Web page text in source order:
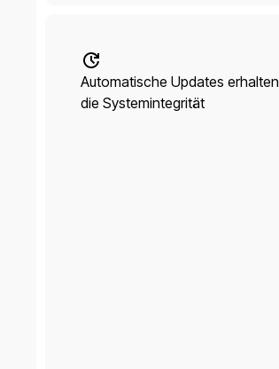
Automatische Updates erhalten
die Systemintegrität